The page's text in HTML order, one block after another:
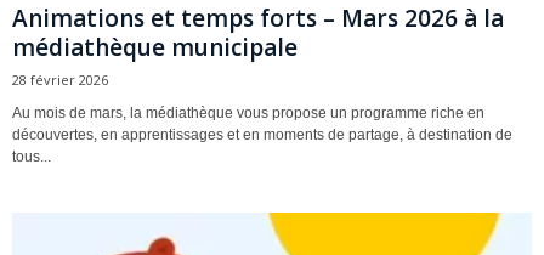
Animations et temps forts – Mars 2026 à la
médiathèque municipale
28 février 2026
Au mois de mars, la médiathèque vous propose un programme riche en
découvertes, en apprentissages et en moments de partage, à destination de
tous...